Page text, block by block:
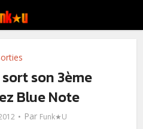
son 3ème
Blue Note
Par Funk★U